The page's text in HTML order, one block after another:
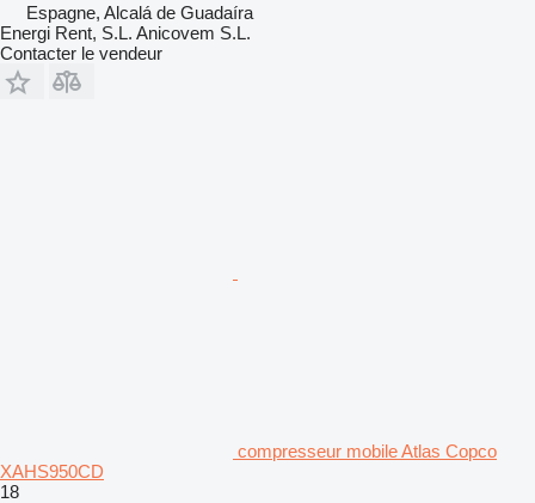
Espagne, Alcalá de Guadaíra
Energi Rent, S.L. Anicovem S.L.
Contacter le vendeur
compresseur mobile Atlas Copco
XAHS950CD
18